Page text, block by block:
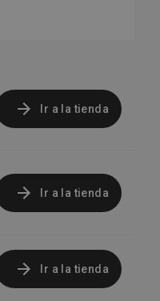
Ir a la tienda
Ir a la tienda
Ir a la tienda